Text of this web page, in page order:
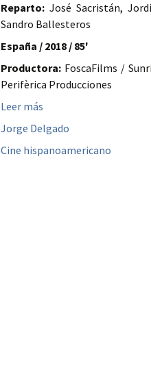
Reparto: José Sacristán,
Sandro Ballesteros
España / 2018 / 85'
Productora: FoscaFilms /
Perifèrica Producciones
Leer más
Jorge Delgado
Cine hispanoamericano